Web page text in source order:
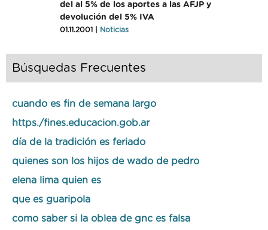
del al 5% de los aportes a las AFJP y
devolución del 5% IVA
01.11.2001 | Noticias
Búsquedas Frecuentes
cuando es fin de semana largo
https./fines.educacion.gob.ar
día de la tradición es feriado
quienes son los hijos de wado de pedro
elena lima quien es
que es guaripola
como saber si la oblea de gnc es falsa